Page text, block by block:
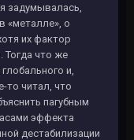
задумывалась,
«металле», о
их фактор
Тогда что же
и,
то читал, что
пагубным
эффекта
дестабилизации